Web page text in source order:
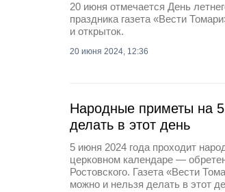
20 июня отмечается День
праздника газета «Вести
и открыток.
20 июня 2024, 12:36
Народные приметы на
делать в этот день
5 июня 2024 года проходит
церковном календаре —
Ростовского. Газета «Вести
можно и нельзя делать в этот